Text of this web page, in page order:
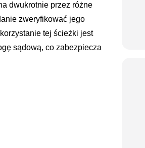
dwukrotnie przez różne
zweryfikować jego
tej ścieżki jest
sądową, co zabezpiecza